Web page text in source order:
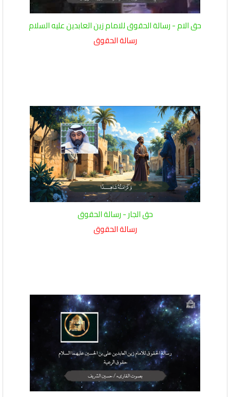
حق الام - رسالة الحقوق للامام زين العابدين عليه السلام
رسالة الحقوق
حق الجار - رسالة الحقوق
رسالة الحقوق